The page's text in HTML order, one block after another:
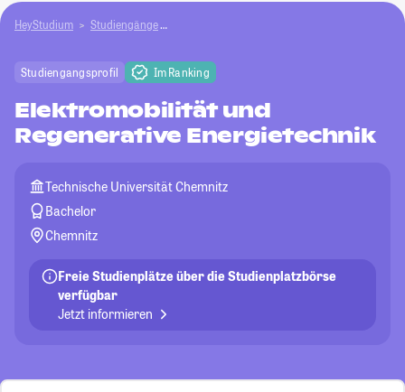
HeyStudium Studiengänge Elektromobilität und Regenerative
Studiengangsprofil Im Ranking
Elektromobilität und
Regenerative Energietechnik
Technische Universität Chemnitz
Bachelor
Chemnitz
Freie Studienplätze über die Studienplatzbörse
verfügbar
Jetzt informieren